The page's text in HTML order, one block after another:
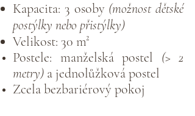
Kapacita: 3 osoby (možnost dětské
postýlky nebo přistýlky)
Velikost: 30 m²
Postele: manželská postel (> 2
metry) a jednolůžková postel
Zcela bezbariérový pokoj